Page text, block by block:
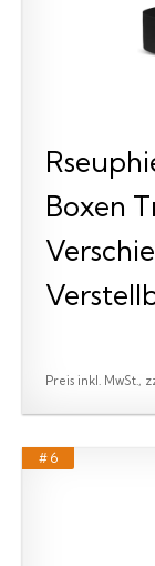
Boxen
Preis inkl. MwSt.,
# 6